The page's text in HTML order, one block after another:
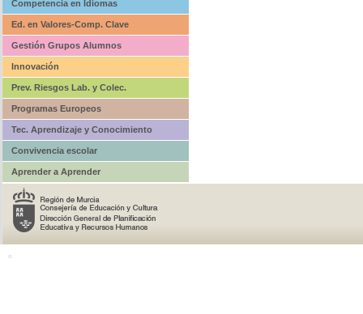
Competencia en Idiomas
Ed. en Valores-Comp. Clave
Gestión Grupos Alumnos
Innovación
Prev. Riesgos Lab. y Colec.
Programas Europeos
Tec. Aprendizaje y Conocimiento
Convivencia escolar
Aprender a Aprender
o